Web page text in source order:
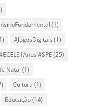
(1)
#JogosDigitais (1)
#SPE (25)
Natal (1)
Cultura (1)
Educação(14)